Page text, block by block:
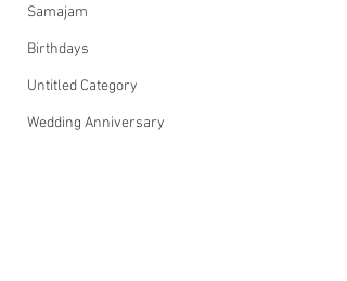
Samajam
Birthdays
Untitled Category
Wedding Anniversary